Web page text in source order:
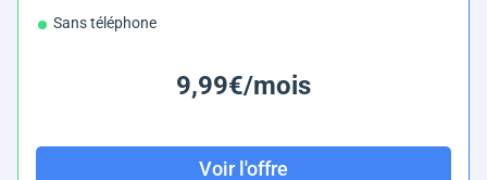
Sans téléphone
9,99€/mois
Voir l'offre